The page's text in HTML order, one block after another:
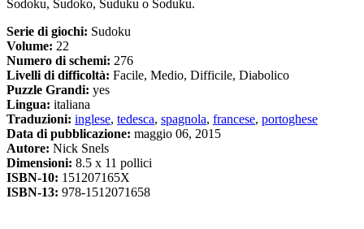
Sodoku, Sudoko, Suduku o Soduku.
Serie di giochi: Sudoku
Volume: 22
Numero di schemi: 276
Livelli di difficoltà: Facile, Medio, Difficile, Diabolico
Puzzle Grandi: yes
Lingua: italiana
Traduzioni: inglese, tedesca, spagnola, francese, portoghese
Data di pubblicazione: maggio 06, 2015
Autore: Nick Snels
Dimensioni: 8.5 x 11 pollici
ISBN-10: 151207165X
ISBN-13: 978-1512071658